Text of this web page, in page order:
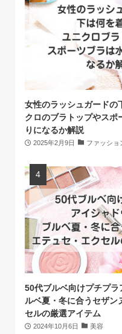
女性のラッシュガードの
クロのブラトップやスポ
りになるか解説
2025年2月9日 ファッショ
50代ブルベ向けプチプ
ルベ夏・冬に合うセザン
セルの厳選アイテム
2024年10月6日 美容